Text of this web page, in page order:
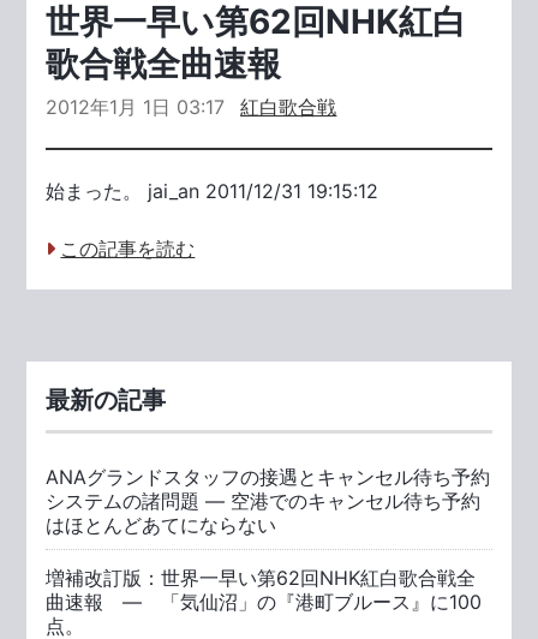
世界一早い第62回NHK紅白
歌合戦全曲速報
2012年1月 1日 03:17 紅白歌合戦
始まった。 jai_an 2011/12/31 19:15:12
この記事を読む
最新の記事
ANAグランドスタッフの接遇とキャンセル待ち予約
システムの諸問題 ― 空港でのキャンセル待ち予約
はほとんどあてにならない
増補改訂版：世界一早い第62回NHK紅白歌合戦全
曲速報 ― 「気仙沼」の『港町ブルース』に100
点。